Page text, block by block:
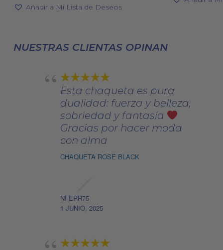
elegir
de
producto
de 5
originalactual
Añadir a Mi Lista de Deseos
NUESTRAS CLIENTAS OPINAN
Esta chaqueta es pura
dualidad: fuerza y belleza,
sobriedad y fantasía
Gracias por hacer moda
con alma
CHAQUETA ROSE BLACK
NFERR75
1 JUNIO, 2025